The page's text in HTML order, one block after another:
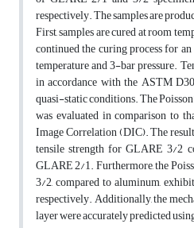
respectively. The samples are
First, samples are cured at room
continued the curing process for
temperature and 3-bar pressure.
in accordance with the ASTM
quasi-static conditions. The
was evaluated in comparison to
Image Correlation (DIC). The
tensile strength for GLARE 3/2
GLARE 2/1. Furthermore, the
3/2, compared to aluminum,
respectively. Additionally, the
layer were accurately predicted